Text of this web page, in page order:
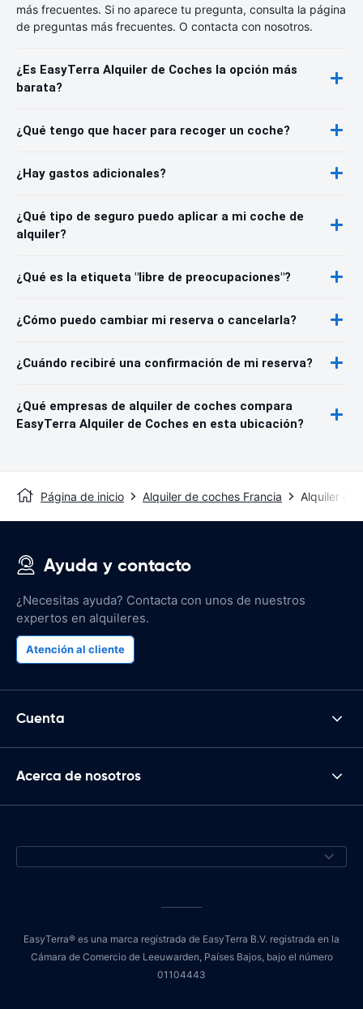
más frecuentes. Si no aparece tu pregunta, consulta la página
de preguntas más frecuentes. O contacta con nosotros.
¿Es EasyTerra Alquiler de Coches la opción más
barata?
¿Qué tengo que hacer para recoger un coche?
¿Hay gastos adicionales?
¿Qué tipo de seguro puedo aplicar a mi coche de
alquiler?
¿Qué es la etiqueta "libre de preocupaciones"?
¿Cómo puedo cambiar mi reserva o cancelarla?
¿Cuándo recibiré una confirmación de mi reserva?
¿Qué empresas de alquiler de coches compara
EasyTerra Alquiler de Coches en esta ubicación?
Página de inicio Alquiler de coches Francia Alquiler de
Ayuda y contacto
¿Necesitas ayuda? Contacta con unos de nuestros
expertos en alquileres.
Atención al cliente
Cuenta
Acerca de nosotros
EasyTerra® es una marca registrada de EasyTerra B.V. registrada en la
Cámara de Comercio de Leeuwarden, Países Bajos, bajo el número
01104443